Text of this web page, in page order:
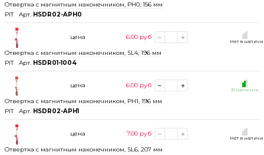
Отвертка с магнитным наконечником, РН0, 156 мм
PIT
Арт. HSDR02-APH0
Отвертка с магнитным наконечником, SL4, 196 мм
PIT
Арт. HSDR01-1004
Нет в
цена 6.00 руб
Отвертка с магнитным наконечником, РН1, 196 мм
PIT
Арт. HSDR02-APH1
В наличии
цена 6.00 руб
Отвертка с магнитным наконечником, SL6, 207 мм
Нет в
цена 7.00 руб